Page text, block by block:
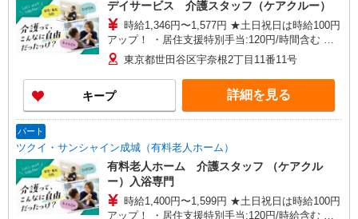
デイサービス 介護スタッフ（ケアクルー）
時給1,346円〜1,577円 ★土日祝日は時給100円
アップ！ ・居住支援特別手当:120円/時間含む ※
給与幅は資格・経験等による
東京都世田谷区宇奈根2丁目11番11号
キープ 詳細を見る
パート
ツクイ・サンシャイン成城（有料老人ホーム）
有料老人ホーム 介護スタッフ （ケアクル
ー）入浴専門
時給1,400円〜1,599円 ★土日祝日は時給100円
アップ！ ・居住支援特別手当:120円/時給含む ※